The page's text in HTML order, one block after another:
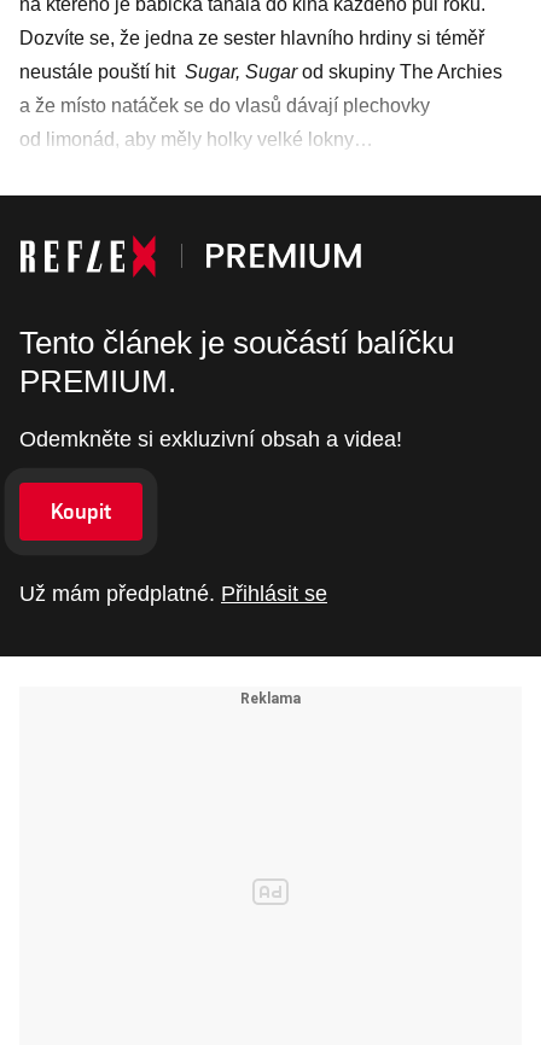
na kterého je babička tahala do kina každého půl roku.
Dozvíte se, že jedna ze sester hlavního hrdiny si téměř
neustále pouští hit Sugar, Sugarod skupiny The Archies
a že místo natáček se do vlasů dávají plechovky
od limonád, aby měly holky velké lokny…
Tento článek je součástí balíčku
PREMIUM.
Odemkněte si exkluzivní obsah a videa!
Koupit
Už mám předplatné. Přihlásit se